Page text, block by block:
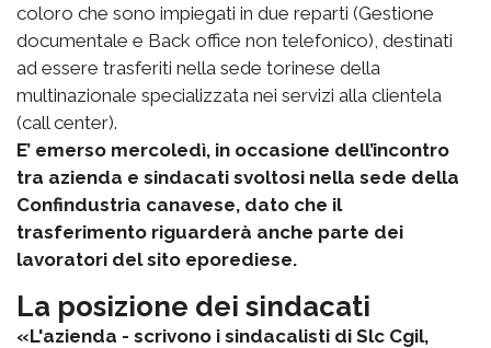
coloro che sono impiegati in due reparti (Gestione
documentale e Back office non telefonico), destinati
ad essere trasferiti nella sede torinese della
multinazionale specializzata nei servizi alla clientela
(call center).
E’ emerso mercoledì, in occasione dell’incontro
tra azienda e sindacati svoltosi nella sede della
Confindustria canavese, dato che il
trasferimento riguarderà anche parte dei
lavoratori del sito eporediese.
La posizione dei sindacati
«L'azienda - scrivono i sindacalisti di Slc Cgil,